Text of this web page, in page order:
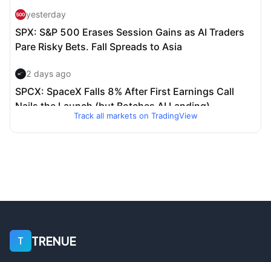
Track all markets on TradingView
T TRENUE